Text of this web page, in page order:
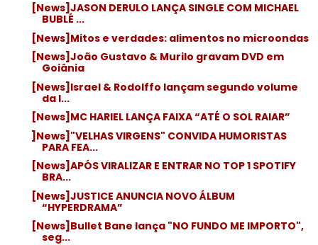
[News]JASON DERULO LANÇA SINGLE COM MICHAEL
BUBLÉ ...
[News]Mitos e verdades: alimentos no microondas
[News]João Gustavo & Murilo gravam DVD em
Goiânia
[News]Israel & Rodolffo lançam segundo volume
da l...
[News]MC HARIEL LANÇA FAIXA “ATÉ O SOL RAIAR”
]News]"VELHAS VIRGENS" CONVIDA HUMORISTAS
PARA FEA...
[News]APÓS VIRALIZAR E ENTRAR NO TOP 1 SPOTIFY
BRA...
[News]JUSTICE ANUNCIA NOVO ÁLBUM
“HYPERDRAMA”
[News]Bullet Bane lança "NO FUNDO ME IMPORTO",
seg...